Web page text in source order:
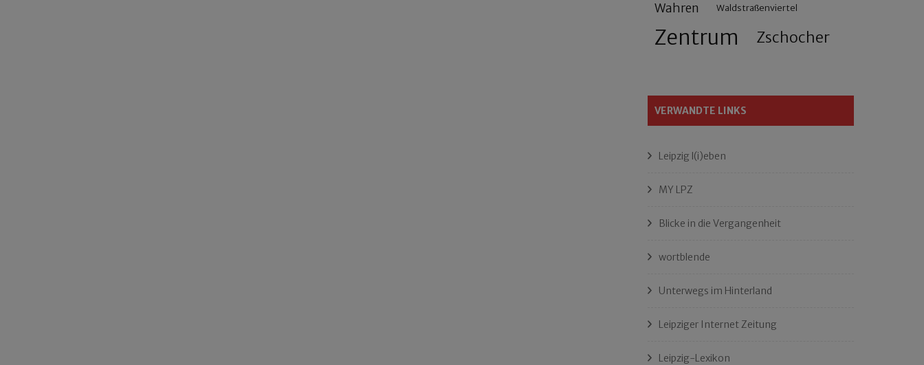
Wahren Waldstraßenviertel
Zentrum Zschocher
VERWANDTE LINKS
Leipzig l(i)eben
MY LPZ
Blicke in die Vergangenheit
wortblende
Unterwegs im Hinterland
Leipziger Internet Zeitung
Leipzig-Lexikon